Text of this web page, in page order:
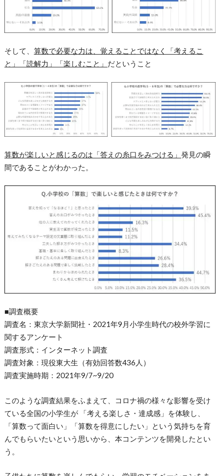
そして、 算数で必要な力は、覚えることではなく「考えるこ
と」「読解力」「楽しむこと」 だということ
算数が楽しいと感じるのは「答えの糸口をみつける」 発見の瞬
間であることがわかった。
■調査概要
調査名：東京大学新聞社・2021年9月小学生時代の校外学習に
関するアンケート
調査形式：インターネット調査
調査対象：現役東大生（有効回答数436人）
調査実施時期：2021年9/7~9/20
このような調査結果をふまえて、コロナ禍の様々な影響を受け
ている全国の小学生が 「考える楽しさ・達成感」を体験し、
「算数って面白い」「算数を得意にしたい」という気持ちを育
んでもらいたいという思いから、本コンテンツを開発したとい
う。